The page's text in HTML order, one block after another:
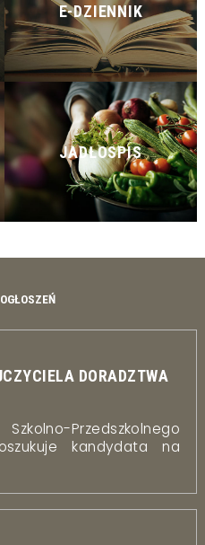
E-DZIENNIK
JADŁOSPIS
DORADZTWA
Przedszkolnego
kandydata na